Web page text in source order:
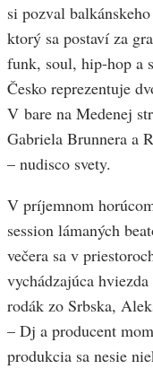
si pozval
ktorý sa postaví za
funk, soul, hip-hop a
Česko reprezentuje
V bare na Medenej
Gabriela Brunnera a
– nudisco svety.
V príjemnom
session lámaných
večera sa v
vychádzajúca
rodák zo Srbska,
– Dj a producent
produkcia sa nesie